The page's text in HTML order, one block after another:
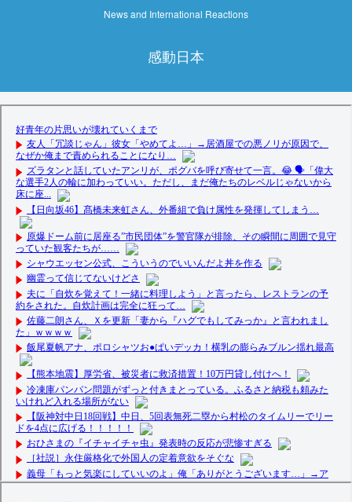
News and International Reactions
感動日本